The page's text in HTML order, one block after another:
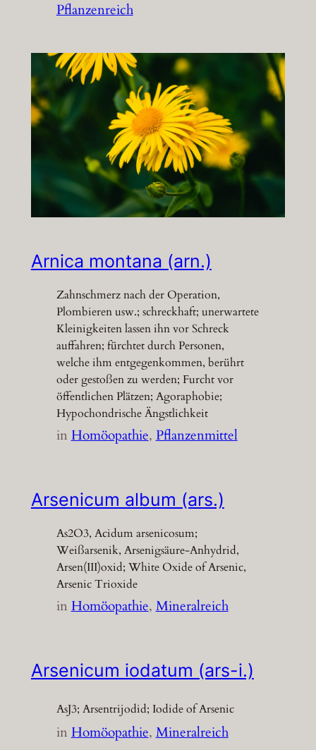
Pflanzenreich
Arnica montana (arn.)
Zahnschmerz nach der Operation,
Plombieren usw.; schreckhaft; unerwartete
Kleinigkeiten lassen ihn vor Schreck
auffahren; fürchtet durch Personen,
welche ihm entgegenkommen, berührt
oder gestoßen zu werden; Furcht vor
öffentlichen Plätzen; Agoraphobie;
Hypochondrische Ängstlichkeit
inHomöopathie, Pflanzenmittel
Arsenicum album (ars.)
As2O3, Acidum arsenicosum;
Weißarsenik, Arsenigsäure-Anhydrid,
Arsen(III)oxid; White Oxide of Arsenic,
Arsenic Trioxide
inHomöopathie, Mineralreich
Arsenicum iodatum (ars-i.)
AsJ3; Arsentrijodid; Iodide of Arsenic
inHomöopathie, Mineralreich